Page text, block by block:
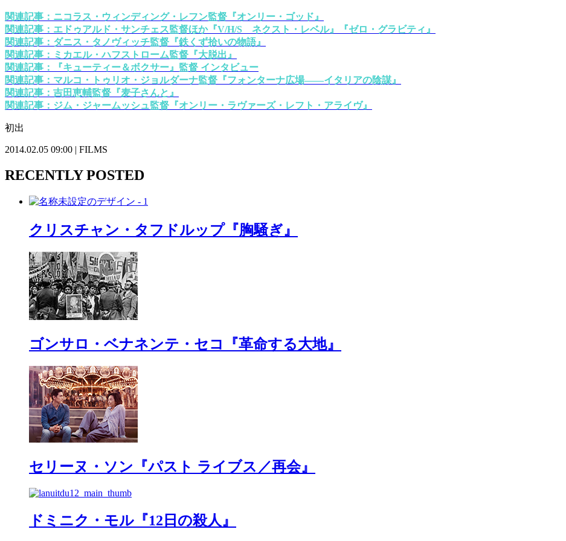
関連記事：ニコラス・ウィンディング・レフン監督『オンリー・ゴッド』
関連記事：エドゥアルド・サンチェス監督ほか『V/H/S ネクスト・レベル』『ゼロ・グラビティ』
関連記事：ダニス・タノヴィッチ監督『鉄くず拾いの物語』
関連記事：ミカエル・ハフストローム監督『大脱出』
関連記事：『キューティー＆ボクサー』監督 インタビュー
関連記事：マルコ・トゥリオ・ジョルダーナ監督『フォンターナ広場——イタリアの陰謀』
関連記事：吉田恵輔監督『麦子さんと』
関連記事：ジム・ジャームッシュ監督『オンリー・ラヴァーズ・レフト・アライヴ』
初出
2014.02.05 09:00 | FILMS
RECENTLY POSTED
クリスチャン・タフドルップ『胸騒ぎ』
ゴンサロ・ベナネンテ・セコ『革命する大地』
セリーヌ・ソン『パスト ライブス／再会』
ドミニク・モル『12日の殺人』